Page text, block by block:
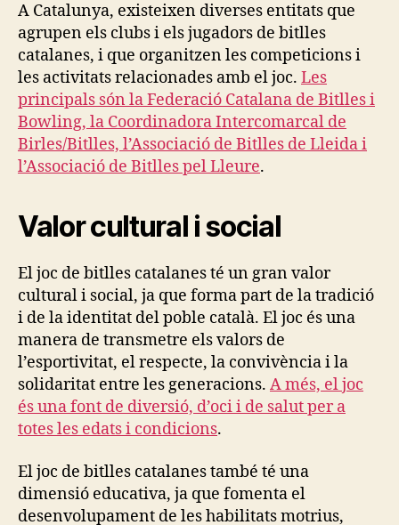
A Catalunya, existeixen diverses entitats que
agrupen els clubs i els jugadors de bitlles
catalanes, i que organitzen les competicions i
les activitats relacionades amb el joc. Les
principals són la Federació Catalana de Bitlles i
Bowling, la Coordinadora Intercomarcal de
Birles/Bitlles, l’Associació de Bitlles de Lleida i
l’Associació de Bitlles pel Lleure.
Valor cultural i social
El joc de bitlles catalanes té un gran valor
cultural i social, ja que forma part de la tradició
i de la identitat del poble català. El joc és una
manera de transmetre els valors de
l’esportivitat, el respecte, la convivència i la
solidaritat entre les generacions. A més, el joc
és una font de diversió, d’oci i de salut per a
totes les edats i condicions.
El joc de bitlles catalanes també té una
dimensió educativa, ja que fomenta el
desenvolupament de les habilitats motrius,